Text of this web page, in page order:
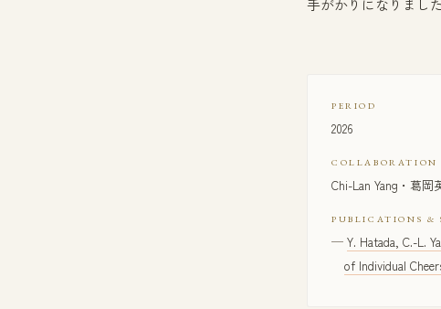
手がかりになりました
PERIOD
2026
COLLABORATION
Chi-Lan Yang・葛岡
PUBLICATIONS &
Y. Hatada, C.-L.
of Individual